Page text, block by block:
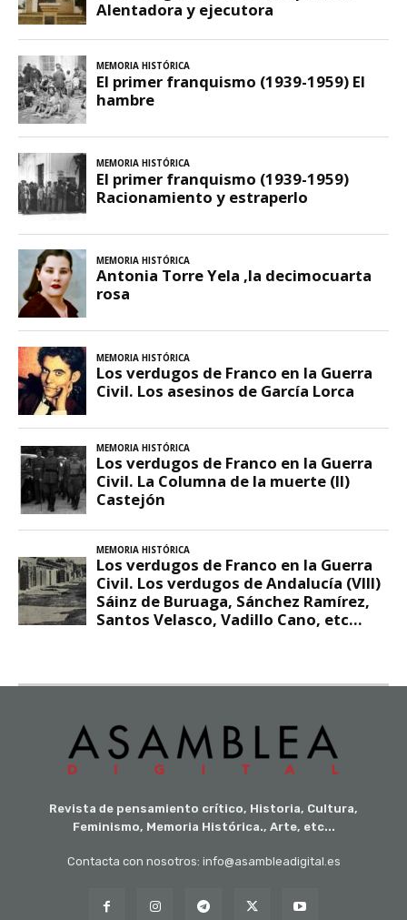
Revista de pensamiento crítico, Historia, Cultura,
Feminismo, Memoria Histórica., Arte, etc...
Contacta con nosotros: info@asambleadigital.es